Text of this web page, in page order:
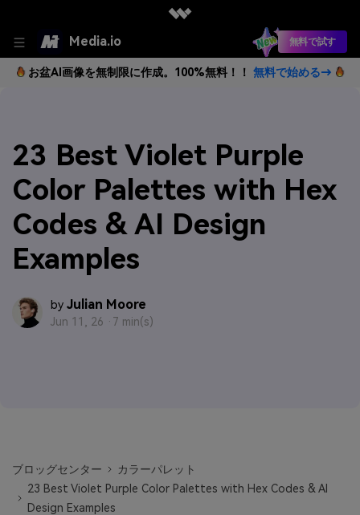
Media.io 無料で試す
お盆AI画像を無制限に作成。100%無料！！ 無料で始める→
23 Best Violet Purple
Color Palettes with Hex
Codes & AI Design
Examples
by Julian Moore
Jun 11, 26 · 7 min(s)
ブロッグセンター
カラーパレット
23 Best Violet Purple Color Palettes with Hex Codes & AI
Design Examples